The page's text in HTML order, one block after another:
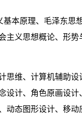
本原理、毛泽东思
主义思想概论、形
维、计算机辅助设
设计、角色原画设
动态图形设计、移